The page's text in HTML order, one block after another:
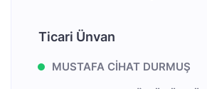
Ticari Ünvan
MUSTAFA CİHAT DURMUŞ